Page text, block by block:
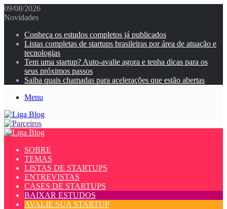
09/08/2026
Novidades
Conheça os estudos completos já publicados
Listas completas de startups brasileiras por área de atuação e
tecnologias
Tem uma startup? Auto-avalie agora e tenha dicas para os
seus próximos passos
Saiba quais chamadas para acelerações que estão abertas
Menu
SOBRE
TEMAS
LISTAS DE STARTUPS
ENTREVISTAS
CASES DE STARTUPS
BAIXAR ESTUDOS
AVALIE SUA STARTUP